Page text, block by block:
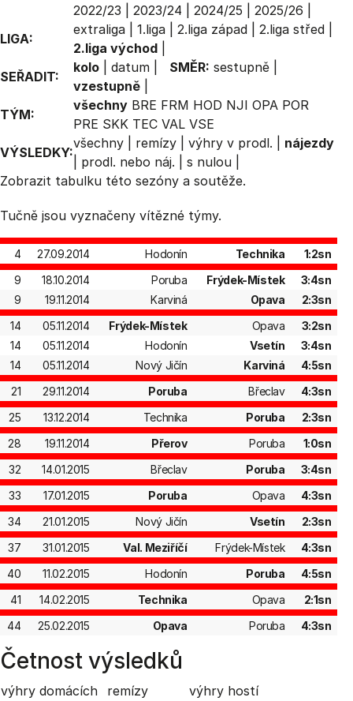
2022/23
2023/24 2024/25 2025/26
LIGA:
extraliga 1.liga 2.liga západ 2.liga střed
2.liga východ
SEŘADIT:
kolo datum SMĚR: sestupně
vzestupně
TÝM:
všechny BRE FRM HOD NJI OPA POR
PRE SKK TEC VAL VSE
VÝSLEDKY:
všechny remízy výhry v prodl.
nájezdy
prodl. nebo náj. s nulou
Zobrazit tabulku této sezóny a soutěže.
Tučně jsou vyznačeny vítězné týmy.
4 27.09.2014 Hodonín Technika
1:2sn
9
18.10.2014 Poruba Frýdek-Místek
3:4sn
9
19.11.2014 Karviná Opava
2:3sn
14
05.11.2014 Frýdek-Místek Opava
3:2sn
14
05.11.2014 Hodonín Vsetín
3:4sn
14
05.11.2014 Nový Jičín Karviná
4:5sn
21
29.11.2014 Poruba Břeclav
4:3sn
25
13.12.2014 Technika Poruba
2:3sn
28
19.11.2014 Přerov Poruba
1:0sn
32
14.01.2015 Břeclav Poruba
3:4sn
33
17.01.2015 Poruba Opava
4:3sn
34
21.01.2015 Nový Jičín Vsetín
2:3sn
37
31.01.2015 Val. Meziříčí Frýdek-Místek
4:3sn
40
11.02.2015 Hodonín Poruba
4:5sn
41
14.02.2015 Technika Opava
2:1sn
44
25.02.2015 Opava Poruba 4:3sn
Četnost výsledků
výhry domácích remízy výhry hostí